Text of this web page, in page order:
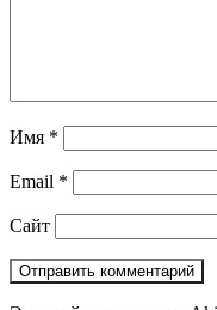
Имя *
Email *
Сайт